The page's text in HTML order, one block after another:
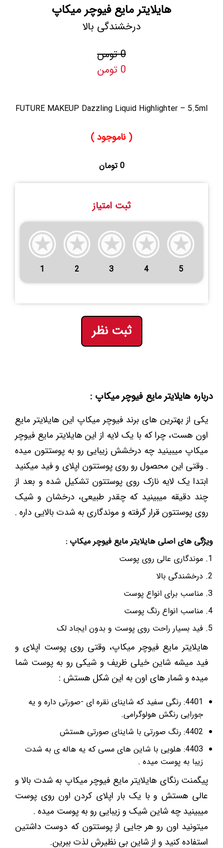
هایلایتر مایع فیوچر میکاپ
درخشندگی بالا
0 تومن
0 تومن
FUTURE MAKEUP Dazzling Liquid Highlighter – 5.5ml
( ناموجود )
0 تومان
ثبت امتیاز
1 2 3 4 5
ثبت نظر
درباره هایلایتر مایع فیوچر میکاپ :
یکی از بهترین های برند فیوچر میکاپ این هایلایتر مایع
اون هست، چرا که با یک لایه از این هایلایتر مایع فیوچر
میکاپ میبینید چه درخشش زیبایی رو به پوستتون میده
. وقتی این محصول رو روی پوستتون اپلای و فید میکنید
ابتدا یک لایه نازک روی پوستتون تشکیل شده و بعد از
چند دقیقه میبینید که چقدر طبیعی، درخشان و شیک
روی پوستتون قرار گرفته و موندگاری به شدت بالایی داره .
ویژگی های اصلی هایلایتر مایع فیوچر میکاپ :
موندگاری عالی روی پوست
درخشندگی بالا
مناسب برای انواع پوست
مناسب انواع رنگ پوست
فید بسیار راحت روی پوست و بدون ایجاد لک
هایلایتر مایع فیوچر میکاپ، وقتی روی پوست اپلای و
فید میشه شاین خیلی ظریف و شیکی رو به پوست شما
میده و شمار های اون به این شکل هستش :
4401: رنگی سفید که شاینای نقره ای -صورتی داره و یه
جورایی رنگش هولوگرامی.
4402: رنگ صورتی با شاینای صورتی هستش
4403: هلویی با شاین های مسی که یه هاله ی به شدت
زیبا به پوست میده .
پیگمنت رنگای هایلایتر مایع فیوچر میکاپ به شدت بالا و
عالی هستش و با یک بار اپلای کردن اون روی پوست
میبینید چه شاین شیک و زیبایی رو به پوست میده .
میتونید اون رو هر جایی از پوستتون که دوست داشتین
استفاده کنید و از شاین بی نظیرش لذت ببرین.